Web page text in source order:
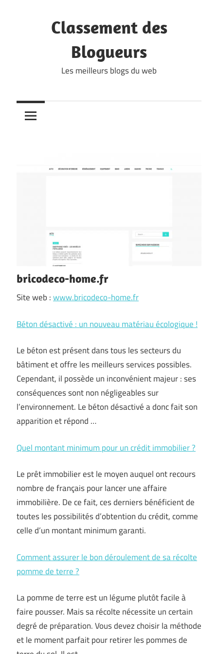
Classement des
Blogueurs
Les meilleurs blogs du web
bricodeco-home.fr
Site web :www.bricodeco-home.fr
Béton désactivé : un nouveau matériau écologique !
Le béton est présent dans tous les secteurs du
bâtiment et offre les meilleurs services possibles.
Cependant, il possède un inconvénient majeur : ses
conséquences sont non négligeables sur
l’environnement. Le béton désactivé a donc fait son
apparition et répond …
Quel montant minimum pour un crédit immobilier ?
Le prêt immobilier est le moyen auquel ont recours
nombre de français pour lancer une affaire
immobilière. De ce fait, ces derniers bénéficient de
toutes les possibilités d’obtention du crédit, comme
celle d’un montant minimum garanti.
Comment assurer le bon déroulement de sa récolte
pomme de terre ?
La pomme de terre est un légume plutôt facile à
faire pousser. Mais sa récolte nécessite un certain
degré de préparation. Vous devez choisir la méthode
et le moment parfait pour retirer les pommes de